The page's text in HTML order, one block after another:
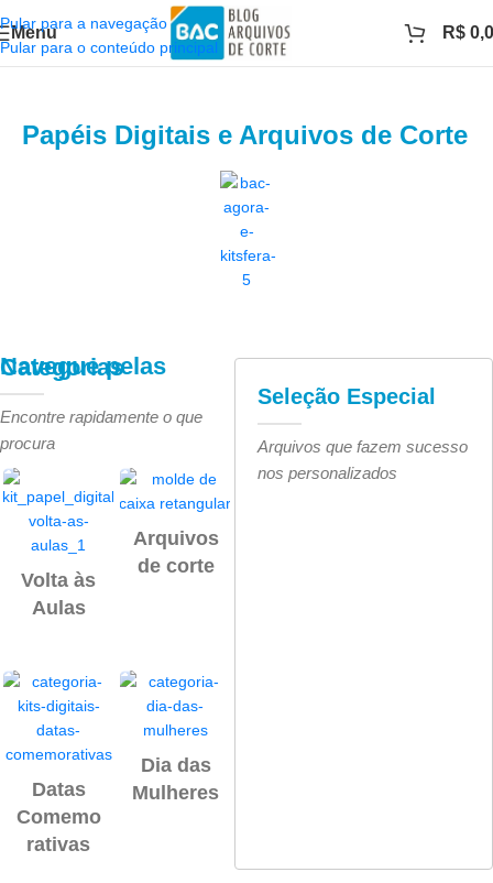
Pular para a navegação
Pular para o conteúdo principal
Menu R$
Papéis Digitais e Arquivos de Corte
Navegue pelas Categorias
Encontre rapidamente o que
procura
Volta às
Aulas
Arquivos
de corte
Datas
Comemo
rativas
Dia das
Mulheres
Seleção Especial
Arquivos que fazem sucesso
nos personalizados